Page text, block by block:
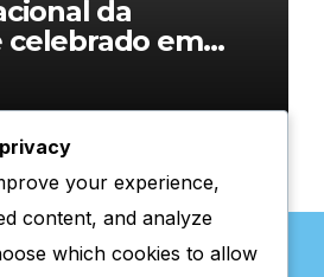
da
em
atividades
your experience,
content, and analyze
which cookies to allow